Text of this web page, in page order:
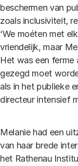
beschermen van
zoals inclusiviteit,
‘We moéten met
vriendelijk, maar
Het was een
gezegd moet
als in het publieke
directeur intensief
Melanie had een
van haar brede
het Rathenau